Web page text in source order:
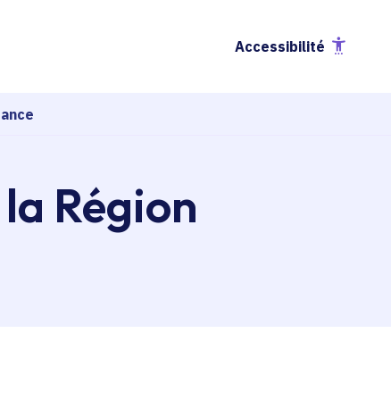
Accessibilité
Région
papier